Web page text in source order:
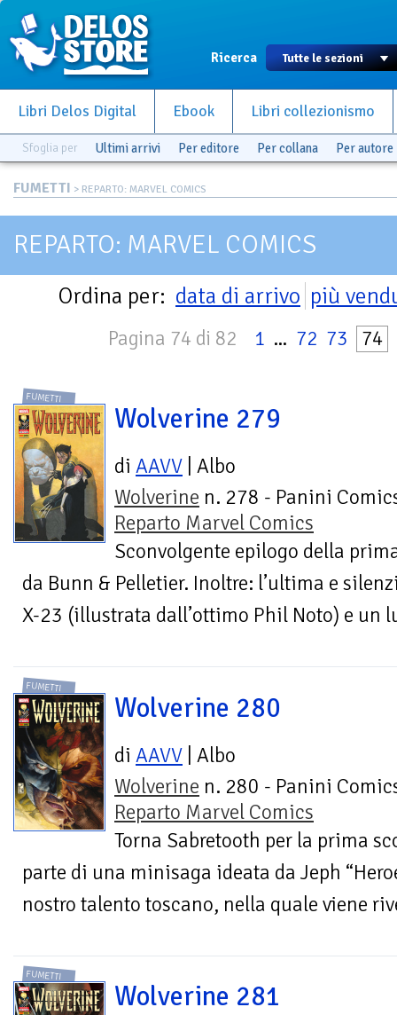
Ricerca
Libri Delos Digital Ebook Libri collezionismo
Sfoglia per Ultimi arrivi Per editore Per collana Per autore
FUMETTI > REPARTO: MARVEL COMICS
REPARTO: MARVEL COMICS
Ordina per: data di arrivo più
Pagina 74 di 82 1 ... 72 73 74
FUMETTI
Wolverine 279
di AAVV | Albo
Wolverine n. 278 - Panini
Reparto Marvel Comics
Sconvolgente epilogo della
da Bunn & Pelletier. Inoltre: l’ultima e
X-23 (illustrata dall’ottimo Phil Noto) e un
FUMETTI
Wolverine 280
di AAVV | Albo
Wolverine n. 280 - Panini
Reparto Marvel Comics
Torna Sabretooth per la prima
parte di una minisaga ideata da Jeph
nostro talento toscano, nella quale viene
FUMETTI
Wolverine 281